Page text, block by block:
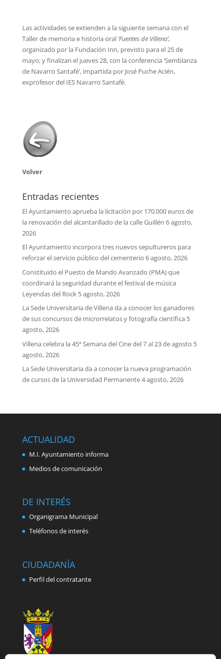
Las actividades se extienden a la siguiente semana con el
Taller de memoria e historia oral ‘Fuentes de Villena’,
organizado por la Fundación Inn, previsto para el 25 de
mayo; y finalizan el jueves 28, con la conferencia ‘Semblanza
de Navarro Santafé’, impartida por José Puche Acién,
exprofesor del IES Navarro Santafé.
Volver
Entradas recientes
El Ayuntamiento aprueba la licitación por 170.000 euros de
la renovación del alcantarillado de la calle Guillén 6 agosto,
2026
El Ayuntamiento incorpora tres nuevos sepultureros para
reforzar el servicio público del cementerio 6 agosto, 2026
Constituido el Puesto de Mando Avanzado (PMA) que
coordinará la seguridad durante el festival de música
Leyendas del Rock 5 agosto, 2026
La Sede Universitaria de Villena da a conocer los ganadores
de sus concursos de microrrelatos y fotografía científica 5
agosto, 2026
Villena celebra la 45ª Semana del Cine del 7 al 23 de agosto 5
agosto, 2026
La Sede Universitaria da a conocer la nueva programación
de cursos de la Universidad Permanente4 agosto, 2026
ACTUALIDAD
M.I. Ayuntamiento informa
Medios de comunicación
DE INTERÉS
Organigrama Municipal
Teléfonos de interés
CIUDADANÍA
Perfil del contratante